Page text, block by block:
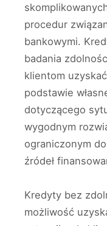
procedur
bankowymi.
badania
klientom
podstawie
dotyczącego
wygodnym
ograniczonym
źródeł
Kredyty bez
możliwość